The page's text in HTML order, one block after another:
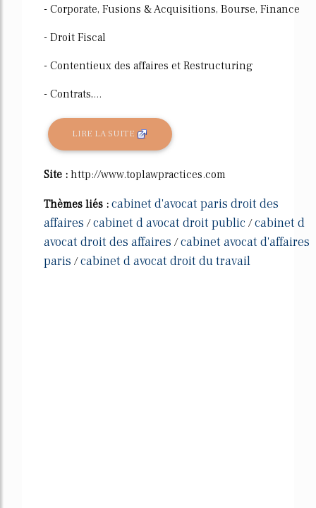
- Corporate, Fusions & Acquisitions, Bourse, Finance
- Droit Fiscal
- Contentieux des affaires et Restructuring
- Contrats,...
LIRE LA SUITE
Site : http://www.toplawpractices.com
Thèmes liés : cabinet d'avocat paris droit des
affaires /cabinet d avocat droit public /cabinet d
avocat droit des affaires /cabinet avocat d'affaires
paris /cabinet d avocat droit du travail